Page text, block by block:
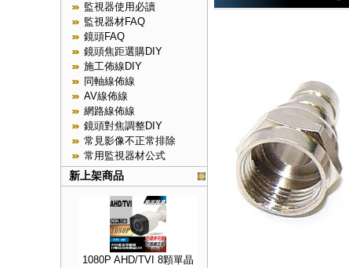
監視器使用必讀
監視器材FAQ
鏡頭FAQ
鏡頭焦距選購DIY
施工佈線DIY
同軸線佈線
AV線佈線
網路線佈線
鏡頭對焦調整DIY
常見影像不正常排除
常用監視器材公式
新上架商品
1080P AHD/TVI 8顆單晶